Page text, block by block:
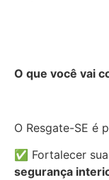
O que você vai
O Resgate-SE é
✅ Fortalecer sua
segurança